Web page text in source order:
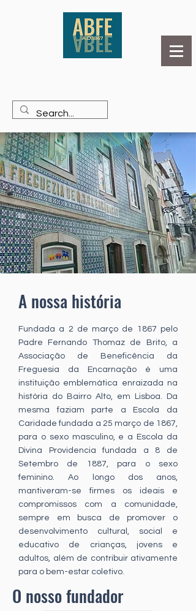
A nossa história
Fundada a 2 de março de 1867 pelo
Padre Fernando Thomaz de Brito, a
Associação de Beneficência da
Freguesia da Encarnação é uma
instituição emblemática enraizada na
história do Bairro Alto, em Lisboa. Da
mesma faziam parte a Escola da
Caridade fundada a 25 março de 1867,
para o sexo masculino, e a Escola da
Divina Providencia fundada a 8 de
Setembro de 1887, para o sexo
feminino. Ao longo dos anos,
mantiveram-se firmes os ideais e
compromissos com a comunidade,
sempre em busca de promover o
desenvolvimento cultural, social e
educativo de crianças, jovens e
adultos, além de contribuir ativamente
para o bem-estar coletivo.
O nosso fundador